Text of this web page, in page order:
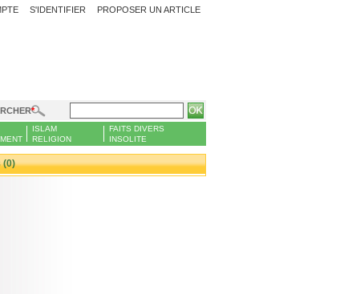
PROPOSER UN ARTICLE
S'IDENTIFIER
ISLAM
RELIGION
FAITS DIVERS
INSOLITE
(0)